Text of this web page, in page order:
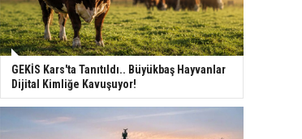
GEKİS Kars'ta Tanıtıldı.. Büyükbaş Hayvanlar
Dijital Kimliğe Kavuşuyor!